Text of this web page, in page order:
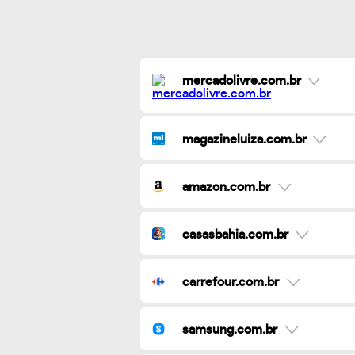
mercadolivre.com.br
magazineluiza.com.br
amazon.com.br
casasbahia.com.br
carrefour.com.br
samsung.com.br